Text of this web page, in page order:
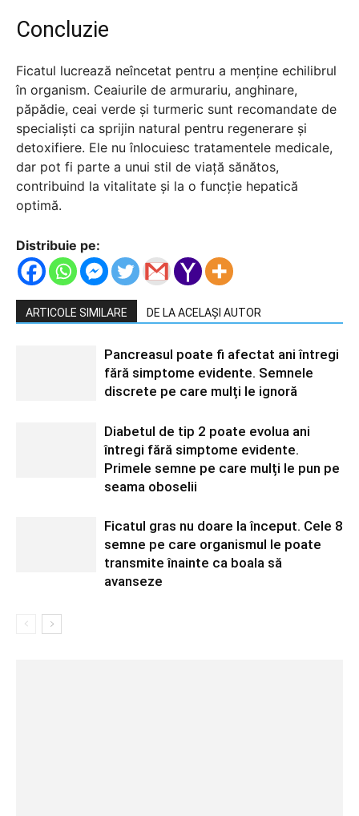
Concluzie
Ficatul lucrează neîncetat pentru a menține echilibrul
în organism. Ceaiurile de armurariu, anghinare,
păpădie, ceai verde și turmeric sunt recomandate de
specialiști ca sprijin natural pentru regenerare și
detoxifiere. Ele nu înlocuiesc tratamentele medicale,
dar pot fi parte a unui stil de viață sănătos,
contribuind la vitalitate și la o funcție hepatică
optimă.
Distribuie pe:
ARTICOLE SIMILARE DE LA ACELAȘI AUTOR
Pancreasul poate fi afectat ani întregi
fără simptome evidente. Semnele
discrete pe care mulți le ignoră
Diabetul de tip 2 poate evolua ani
întregi fără simptome evidente.
Primele semne pe care mulți le pun pe
seama oboselii
Ficatul gras nu doare la început. Cele 8
semne pe care organismul le poate
transmite înainte ca boala să
avanseze